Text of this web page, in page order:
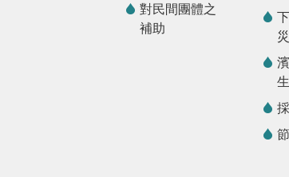
對民間團體之
補助